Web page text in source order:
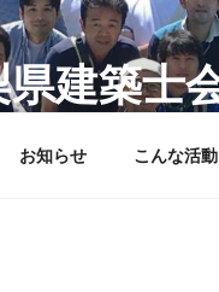
建築士
お知らせ こんな活